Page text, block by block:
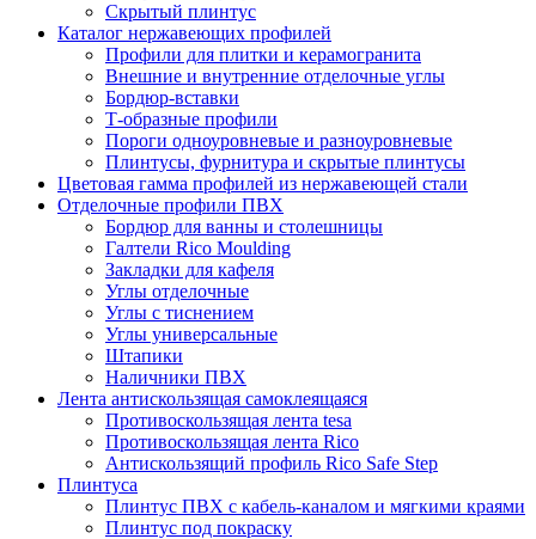
Скрытый плинтус
Каталог нержавеющих профилей
Профили для плитки и керамогранита
Внешние и внутренние отделочные углы
Бордюр-вставки
Т-образные профили
Пороги одноуровневые и разноуровневые
Плинтусы, фурнитура и скрытые плинтусы
Цветовая гамма профилей из нержавеющей стали
Отделочные профили ПВХ
Бордюр для ванны и столешницы
Галтели Rico Moulding
Закладки для кафеля
Углы отделочные
Углы с тиснением
Углы универсальные
Штапики
Наличники ПВХ
Лента антискользящая самоклеящаяся
Противоскользящая лента tesa
Противоскользящая лента Rico
Антискользящий профиль Rico Safe Step
Плинтуса
Плинтус ПВХ с кабель-каналом и мягкими краями
Плинтус под покраску